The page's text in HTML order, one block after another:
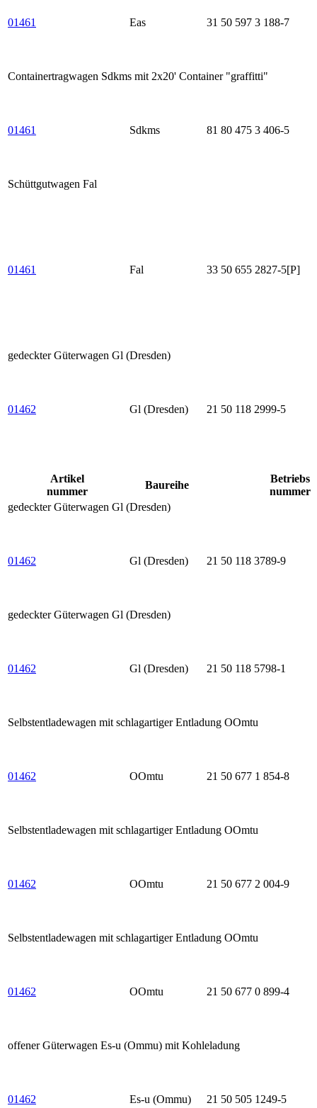
01461 Eas 31 50 597 3 188-7
Containertragwagen Sdkms mit 2x20' Container "graffitti"
01461 Sdkms 81 80 475 3 406-5
Schüttgutwagen Fal
01461 Fal 33 50 655 2827-5[P]
gedeckter Güterwagen Gl (Dresden)
01462 Gl (Dresden) 21 50 118 2999-5
Artikel
nummer
Baureihe
Betriebs
nummer
gedeckter Güterwagen Gl (Dresden)
01462 Gl (Dresden) 21 50 118 3789-9
gedeckter Güterwagen Gl (Dresden)
01462 Gl (Dresden) 21 50 118 5798-1
Selbstentladewagen mit schlagartiger Entladung OOmtu
01462 OOmtu 21 50 677 1 854-8
Selbstentladewagen mit schlagartiger Entladung OOmtu
01462 OOmtu 21 50 677 2 004-9
Selbstentladewagen mit schlagartiger Entladung OOmtu
01462 OOmtu 21 50 677 0 899-4
offener Güterwagen Es-u (Ommu) mit Kohleladung
01462 Es-u (Ommu) 21 50 505 1249-5